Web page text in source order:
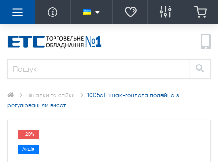
Вішалки та стійки
1005al Вішак-гондола подвійна з
регулюванням висот
-20%
Акція